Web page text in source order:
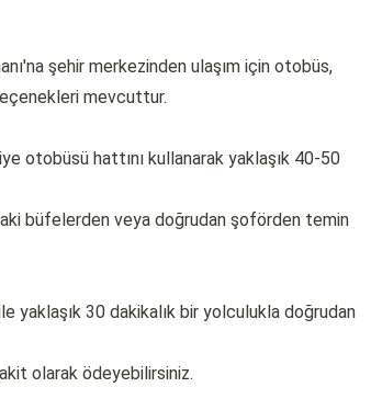
şehir merkezinden ulaşım için otobüs,
mevcuttur.
otobüsü hattını kullanarak yaklaşık 40-50
büfelerden veya doğrudan şoförden temin
yaklaşık 30 dakikalık bir yolculukla doğrudan
olarak ödeyebilirsiniz.